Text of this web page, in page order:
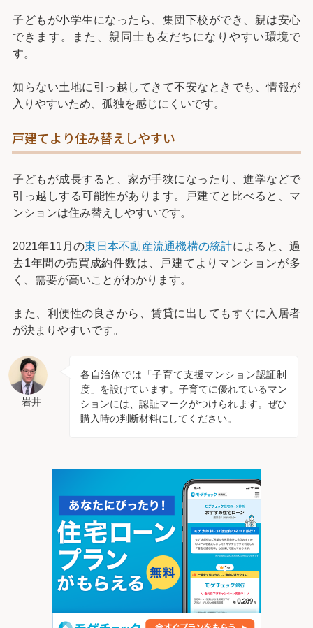
子どもが小学生になったら、集団下校ができ、親は安心
できます。また、親同士も友だちになりやすい環境で
す。
知らない土地に引っ越してきて不安なときでも、情報が
入りやすいため、孤独を感じにくいです。
戸建てより住み替えしやすい
子どもが成長すると、家が手狭になったり、進学などで
引っ越しする可能性があります。戸建てと比べると、マ
ンションは住み替えしやすいです。
2021年11月の東日本不動産流通機構の統計によると、過
去1年間の売買成約件数は、戸建てよりマンションが多
く、需要が高いことがわかります。
また、利便性の良さから、賃貸に出してもすぐに入居者
が決まりやすいです。
岩井
各自治体では「子育て支援マンション認証制
度」を設けています。子育てに優れているマン
ションには、認証マークがつけられます。ぜひ
購入時の判断材料にしてください。